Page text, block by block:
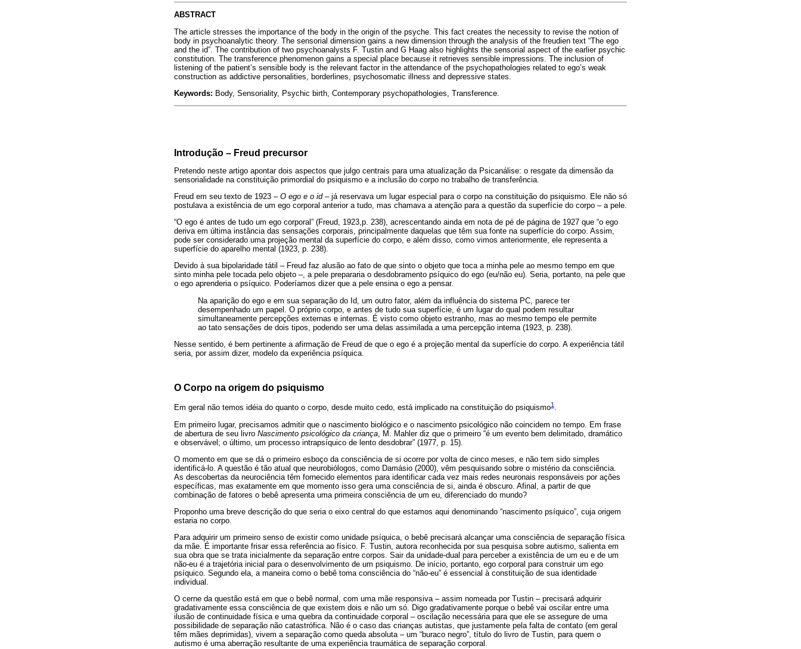
ABSTRACT
The article stresses the importance of the body in the origin of the psyche. This fact creates the necessity to revise the notion of
body in psychoanalytic theory. The sensorial dimension gains a new dimension through the analysis of the freudien text “The ego
and the id”. The contribution of two psychoanalysts F. Tustin and G Haag also highlights the sensorial aspect of the earlier psychic
constitution. The transference phenomenon gains a special place because it retrieves sensible impressions. The inclusion of
listening of the patient’s sensible body is the relevant factor in the attendance of the psychopathologies related to ego’s weak
construction as addictive personalities, borderlines, psychosomatic illness and depressive states.
Keywords: Body, Sensoriality, Psychic birth, Contemporary psychopathologies, Transference.
Introdução – Freud precursor
Pretendo neste artigo apontar dois aspectos que julgo centrais para uma atualização da Psicanálise: o resgate da dimensão da
sensorialidade na constituição primordial do psiquismo e a inclusão do corpo no trabalho de transferência.
Freud em seu texto de 1923 – O ego e o id – já reservava um lugar especial para o corpo na constituição do psiquismo. Ele não só
postulava a existência de um ego corporal anterior a tudo, mas chamava a atenção para a questão da superfície do corpo – a pele.
“O ego é antes de tudo um ego corporal” (Freud, 1923,p. 238), acrescentando ainda em nota de pé de página de 1927 que “o ego
deriva em última instância das sensações corporais, principalmente daquelas que têm sua fonte na superfície do corpo. Assim,
pode ser considerado uma projeção mental da superfície do corpo, e além disso, como vimos anteriormente, ele representa a
superfície do aparelho mental (1923, p. 238).
Devido à sua bipolaridade tátil – Freud faz alusão ao fato de que sinto o objeto que toca a minha pele ao mesmo tempo em que
sinto minha pele tocada pelo objeto –, a pele prepararia o desdobramento psíquico do ego (eu/não eu). Seria, portanto, na pele que
o ego aprenderia o psíquico. Poderíamos dizer que a pele ensina o ego a pensar.
Na aparição do ego e em sua separação do Id, um outro fator, além da influência do sistema PC, parece ter
desempenhado um papel. O próprio corpo, e antes de tudo sua superfície, é um lugar do qual podem resultar
simultaneamente percepções externas e internas. É visto como objeto estranho, mas ao mesmo tempo ele permite
ao tato sensações de dois tipos, podendo ser uma delas assimilada a uma percepção interna (1923, p. 238).
Nesse sentido, é bem pertinente a afirmação de Freud de que o ego é a projeção mental da superfície do corpo. A experiência tátil
seria, por assim dizer, modelo da experiência psíquica.
O Corpo na origem do psiquismo
Em geral não temos idéia do quanto o corpo, desde muito cedo, está implicado na constituição do psiquismo1 .
Em primeiro lugar, precisamos admitir que o nascimento biológico e o nascimento psicológico não coincidem no tempo. Em frase
de abertura de seu livro Nascimento psicológico da criança , M. Mahler diz que o primeiro “é um evento bem delimitado, dramático
e observável; o último, um processo intrapsíquico de lento desdobrar” (1977, p. 15).
O momento em que se dá o primeiro esboço da consciência de si ocorre por volta de cinco meses, e não tem sido simples
identificá-lo. A questão é tão atual que neurobiólogos, como Damásio (2000), vêm pesquisando sobre o mistério da consciência.
As descobertas da neurociência têm fornecido elementos para identificar cada vez mais redes neuronais responsáveis por ações
específicas, mas exatamente em que momento isso gera uma consciência de si, ainda é obscuro. Afinal, a partir de que
combinação de fatores o bebê apresenta uma primeira consciência de um eu, diferenciado do mundo?
Proponho uma breve descrição do que seria o eixo central do que estamos aqui denominando “nascimento psíquico”, cuja origem
estaria no corpo.
Para adquirir um primeiro senso de existir como unidade psíquica, o bebê precisará alcançar uma consciência de separação física
da mãe. É importante frisar essa referência ao físico. F. Tustin, autora reconhecida por sua pesquisa sobre autismo, salienta em
sua obra que se trata inicialmente da separação entre corpos. Sair da unidade-dual para perceber a existência de um eu e de um
não-eu é a trajetória inicial para o desenvolvimento de um psiquismo. De início, portanto, ego corporal para construir um ego
psíquico. Segundo ela, a maneira como o bebê toma consciência do “não-eu” é essencial à constituição de sua identidade
individual.
O cerne da questão está em que o bebê normal, com uma mãe responsiva – assim nomeada por Tustin – precisará adquirir
gradativamente essa consciência de que existem dois e não um só. Digo gradativamente porque o bebê vai oscilar entre uma
ilusão de continuidade física e uma quebra da continuidade corporal – oscilação necessária para que ele se assegure de uma
possibilidade de separação não catastrófica. Não é o caso das crianças autistas, que justamente pela falta de contato (em geral
têm mães deprimidas), vivem a separação como queda absoluta – um “buraco negro”, título do livro de Tustin, para quem o
autismo é uma aberração resultante de uma experiência traumática de separação corporal.